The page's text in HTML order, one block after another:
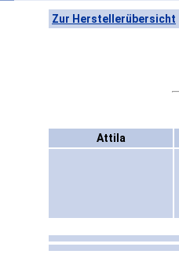
Zur Herstellerübersicht
Attila